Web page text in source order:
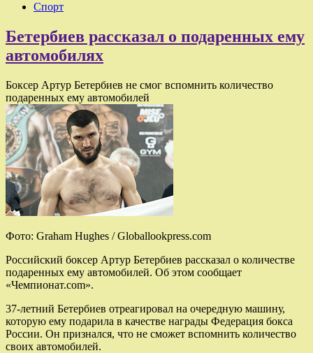
Спорт
Бетербиев рассказал о подаренных ему
автомобилях
Боксер Артур Бетербиев не смог вспомнить количество
подаренных ему автомобилей
Фото: Graham Hughes / Globallookpress.com
Российский боксер Артур Бетербиев рассказал о количестве
подаренных ему автомобилей. Об этом сообщает
«Чемпионат.com».
37-летний Бетербиев отреагировал на очередную машину,
которую ему подарила в качестве награды Федерация бокса
России. Он признался, что не сможет вспомнить количество
своих автомобилей.